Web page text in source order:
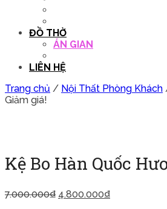
ĐỒ THỜ
ÁN GIAN
LIÊN HỆ
Trang chủ / Nội Thất Phòng Khách
Giảm giá!
Kệ Bo Hàn Quốc
7.000.000₫ 4.800.000₫